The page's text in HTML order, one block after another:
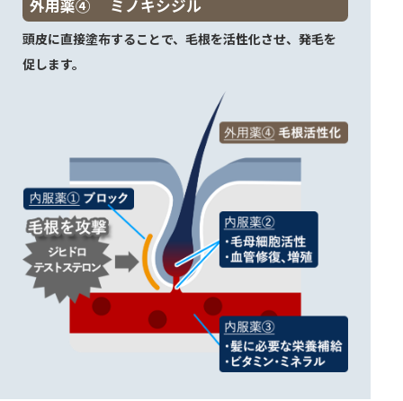
外用薬④ ミノキシジル
頭皮に直接塗布することで、毛根を活性化させ、発毛を
促します。